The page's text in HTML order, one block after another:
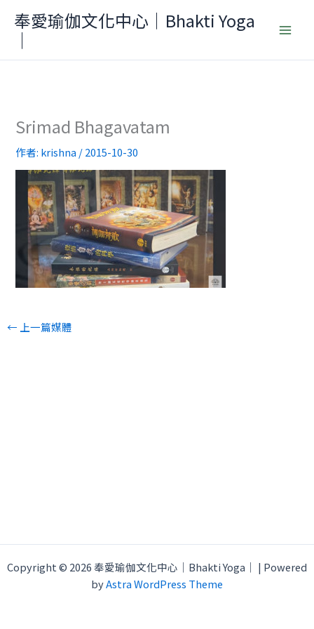
要
奉愛瑜伽文化中心｜Bhakti Yoga
｜
Srimad Bhagavatam
作者: krishna /2015-10-30
← 上一篇媒體
Copyright © 2026 奉愛瑜伽文化中心｜Bhakti Yoga｜ | Powered
byAstra WordPress Theme